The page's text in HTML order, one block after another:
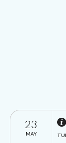
23
MAY